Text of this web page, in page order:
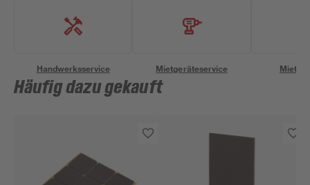
Handwerksservice Mietgeräteservice
Häufig dazu gekauft